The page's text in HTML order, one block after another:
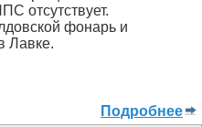
отсутствует.
фонарь и
Лавке.
Подробнее